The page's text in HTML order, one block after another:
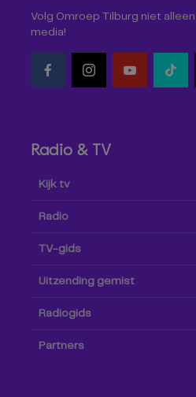
Volg Omroep Tilburg niet alleen
media!
Radio & TV
Kijk tv
Radio
TV-gids
Uitzending gemist
Radiogids
Partners